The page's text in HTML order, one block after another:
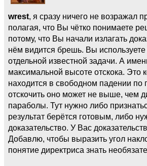
wrest, я сразу ничего не возражал
полагая, что Вы чётко понимаете
потому, что Вы начали излагать
нём видится брешь. Вы используете
отдельной известной задачи. А
максимальной высоте отскока. Это
находится в свободном падении по
отскочить оно может не выше, чем
параболы. Тут нужно либо
результат берётся готовым, либо
доказательство. У Вас
Добавлю, чтобы выразить угол
понятие директриса знать